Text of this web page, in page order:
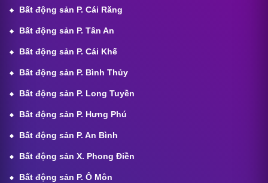
Bất động sản P. Cái Răng
Bất động sản P. Tân An
Bất động sản P. Cái Khế
Bất động sản P. Bình Thủy
Bất động sản P. Long Tuyền
Bất động sản P. Hưng Phú
Bất động sản P. An Bình
Bất động sản X. Phong Điền
Bất động sản P. Ô Môn